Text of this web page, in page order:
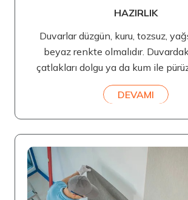
HAZIRLIK
Duvarlar düzgün, kuru, tozsuz,
beyaz renkte olmalıdır.
çatlakları dolgu ya da kum ile
DEVAMI